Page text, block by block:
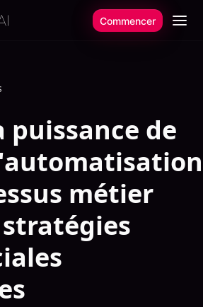
Commencer
puissance de
métier